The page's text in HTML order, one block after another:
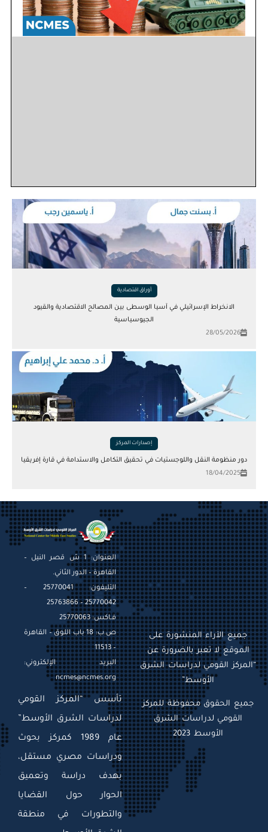
أوراق اقتصادية
الانخراط الإسرائيلي في آسيا الوسطى بين المصالح الاقتصادية والقيود
الجيوسياسية
28/05/2026
إصدارات المركز
دور منظومة النقل واللوجستيات في تحقيق التكامل والاستدامة في قارة إفريقيا
18/04/2025
العنوان: 1 ش قصر النيل –
القاهرة – الدور الثاني.
التليفون: 25770041 –
25770042 – 25763866
فـاكس: 25770063
ص.ب: 18 باب اللوق – القاهرة
– 11513
البريد الإلكتروني:
ncmes@ncmes.org
تأسس “المركز القومي
لدراسات الشرق الأوسط”
عام 1989 كمركز بحوث
ودراسات مصري مستقل،
بهدف دراسة وتعميق
الحوار حول القضايا
والتطورات في منطقة
جميع الآراء المنشورة على
الموقع لا تعبر بالضرورة عن
“المركز القومي لدراسات الشرق
الأوسط”
جميع الحقوق محفوظة للمركز
القومي لدراسات الشرق
الأوسط 2023